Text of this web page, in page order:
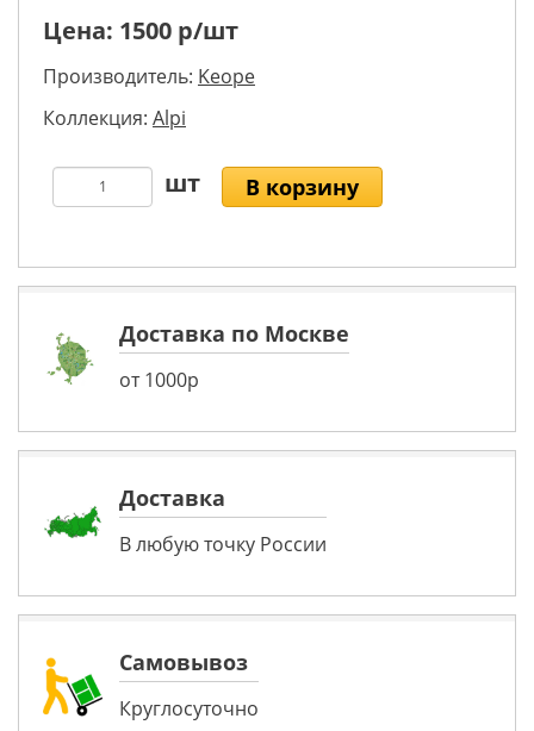
Цена: 1500 р/шт
Производитель: Keope
Коллекция: Alpi
В корзину
Доставка по Москве
от 1000р
Доставка
В любую точку России
Самовывоз
Круглосуточно